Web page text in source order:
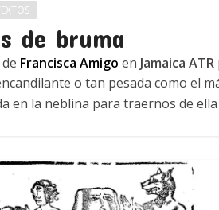
de bruma
Francisca Amigo en Jamaica ATR
o tan pesada como el
en la neblina para traernos de